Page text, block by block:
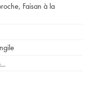
, Faisan à la